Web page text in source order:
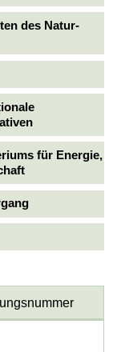
des Natur-
für Energie,